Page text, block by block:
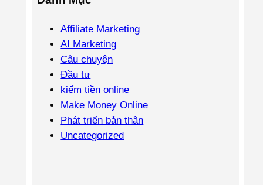
Affiliate Marketing
AI Marketing
Câu chuyện
Đầu tư
kiếm tiền online
Make Money Online
Phát triển bản thân
Uncategorized